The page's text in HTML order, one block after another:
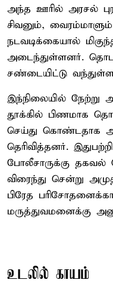
அந்த ஊரில் அரசல்
சிவனும்,
நடவடிக்கையால்
அடைந்துள்ளனர்.
சண்டையிட்டு
இந்நிலையில் நேற்று
தூக்கில் பிணமாக
செய்து கொண்டதாக
தெரிவித்தனர்.
போலீசாருக்கு தகவல்
விரைந்து சென்று
பிரேத
மருத்துவமனைக்கு
உடலில் காயம்